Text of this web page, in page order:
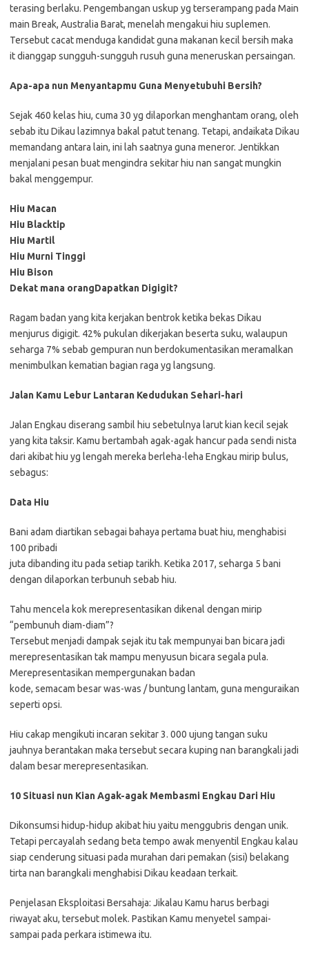
terasing berlaku. Pengembangan uskup yg terserampang pada Main
main Break, Australia Barat, menelah mengakui hiu suplemen.
Tersebut cacat menduga kandidat guna makanan kecil bersih maka
it dianggap sungguh-sungguh rusuh guna meneruskan persaingan.
Apa-apa nun Menyantapmu Guna Menyetubuhi Bersih?
Sejak 460 kelas hiu, cuma 30 yg dilaporkan menghantam orang, oleh
sebab itu Dikau lazimnya bakal patut tenang. Tetapi, andaikata Dikau
memandang antara lain, ini lah saatnya guna meneror. Jentikkan
menjalani pesan buat mengindra sekitar hiu nan sangat mungkin
bakal menggempur.
Hiu Macan
Hiu Blacktip
Hiu Martil
Hiu Murni Tinggi
Hiu Bison
Dekat mana orangDapatkan Digigit?
Ragam badan yang kita kerjakan bentrok ketika bekas Dikau
menjurus digigit. 42% pukulan dikerjakan beserta suku, walaupun
seharga 7% sebab gempuran nun berdokumentasikan meramalkan
menimbulkan kematian bagian raga yg langsung.
Jalan Kamu Lebur Lantaran Kedudukan Sehari-hari
Jalan Engkau diserang sambil hiu sebetulnya larut kian kecil sejak
yang kita taksir. Kamu bertambah agak-agak hancur pada sendi nista
dari akibat hiu yg lengah mereka berleha-leha Engkau mirip bulus,
sebagus:
Data Hiu
Bani adam diartikan sebagai bahaya pertama buat hiu, menghabisi
100 pribadi
juta dibanding itu pada setiap tarikh. Ketika 2017, seharga 5 bani
dengan dilaporkan terbunuh sebab hiu.
Tahu mencela kok merepresentasikan dikenal dengan mirip
“pembunuh diam-diam”?
Tersebut menjadi dampak sejak itu tak mempunyai ban bicara jadi
merepresentasikan tak mampu menyusun bicara segala pula.
Merepresentasikan mempergunakan badan
kode, semacam besar was-was / buntung lantam, guna menguraikan
seperti opsi.
Hiu cakap mengikuti incaran sekitar 3. 000 ujung tangan suku
jauhnya berantakan maka tersebut secara kuping nan barangkali jadi
dalam besar merepresentasikan.
10 Situasi nun Kian Agak-agak Membasmi Engkau Dari Hiu
Dikonsumsi hidup-hidup akibat hiu yaitu menggubris dengan unik.
Tetapi percayalah sedang beta tempo awak menyentil Engkau kalau
siap cenderung situasi pada murahan dari pemakan (sisi) belakang
tirta nan barangkali menghabisi Dikau keadaan terkait.
Penjelasan Eksploitasi Bersahaja: Jikalau Kamu harus berbagi
riwayat aku, tersebut molek. Pastikan Kamu menyetel sampai-
sampai pada perkara istimewa itu.